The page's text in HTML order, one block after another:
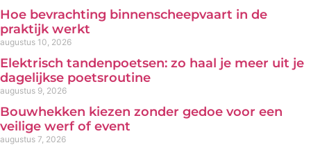
Hoe bevrachting binnenscheepvaart in de
praktijk werkt
augustus 10, 2026
Elektrisch tandenpoetsen: zo haal je meer uit je
dagelijkse poetsroutine
augustus 9, 2026
Bouwhekken kiezen zonder gedoe voor een
veilige werf of event
augustus 7, 2026